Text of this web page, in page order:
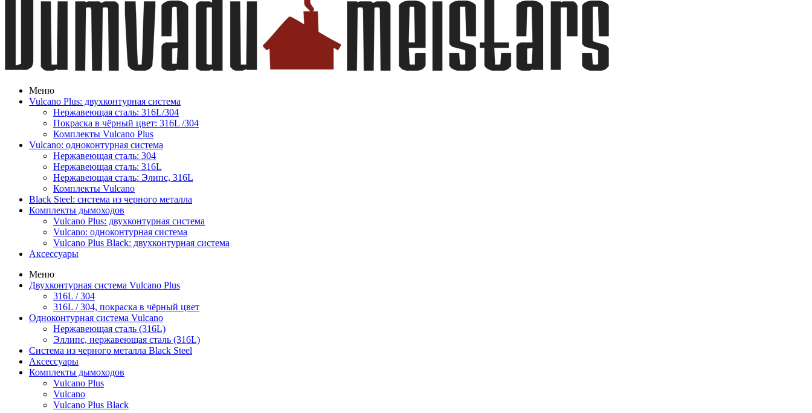
Меню
Vulcano Plus: двухконтурная система
Нержавеющая сталь: 316L/304
Покраска в чёрный цвет: 316L /304
Комплекты Vulcano Plus
Vulcano: одноконтурная система
Нержавеющая сталь: 304
Нержавеющая сталь: 316L
Нержавеющая сталь: Элипс, 316L
Комплекты Vulcano
Black Steel: система из черного металла
Комплекты дымоходов
Vulcano Plus: двухконтурная система
Vulcano: одноконтурная система
Vulcano Plus Black: двухконтурная система
Аксессуары
Меню
Двухконтурная система Vulcano Plus
316L / 304
316L / 304, покраска в чёрный цвет
Одноконтурная система Vulcano
Нержавеющая сталь (316L)
Эллипс, нержавеющая сталь (316L)
Система из черного металла Black Steel
Аксессуары
Комплекты дымоходов
Vulcano Plus
Vulcano
Vulcano Plus Black